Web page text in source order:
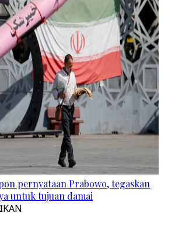
pernyataan Prabowo, tegaskan
untuk tujuan damai